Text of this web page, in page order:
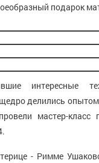
подарок
интересные
делились
мастер-
- Римме